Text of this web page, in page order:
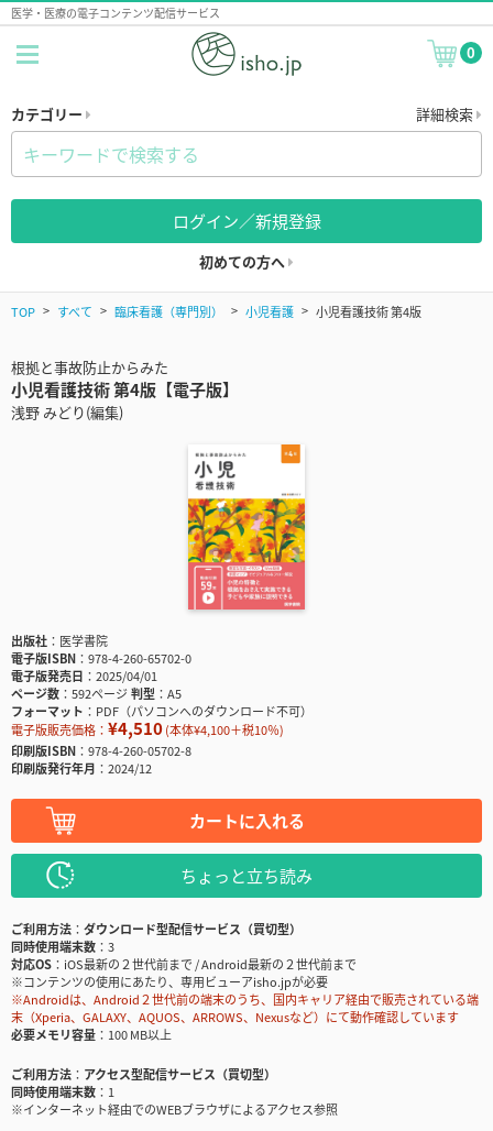
医学・医療の電子コンテンツ配信サービス
0
カテゴリー 詳細検索
ログイン／新規登録
初めての方へ
TOP すべて 臨床看護（専門別） 小児看護 小児看護技術 第4版
根拠と事故防止からみた
小児看護技術 第4版【電子版】
浅野 みどり(編集)
出版社
医学書院
電子版ISBN
978-4-260-65702-0
電子版発売日
2025/04/01
ページ数
592ページ判型
A5
フォーマット
PDF（パソコンへのダウンロード不可）
電子版販売価格： ¥4,510(本体¥4,100＋税10％)
印刷版ISBN
978-4-260-05702-8
印刷版発行年月
2024/12
カートに入れる
ちょっと立ち読み
ご利用方法
ダウンロード型配信サービス（買切型）
同時使用端末数
3
対応OS
iOS最新の２世代前まで / Android最新の２世代前まで
※コンテンツの使用にあたり、専用ビューアisho.jpが必要
※Androidは、Android２世代前の端末のうち、国内キャリア経由で販売されている端
末（Xperia、GALAXY、AQUOS、ARROWS、Nexusなど）にて動作確認しています
必要メモリ容量
100 MB以上
ご利用方法
アクセス型配信サービス（買切型）
同時使用端末数
1
※インターネット経由でのWEBブラウザによるアクセス参照